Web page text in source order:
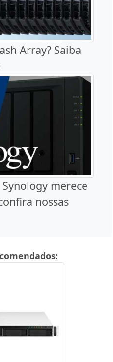
Array? Saiba
merece
nossas